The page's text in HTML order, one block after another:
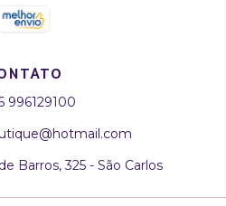
996129100
Barros, 325 - São Carlos